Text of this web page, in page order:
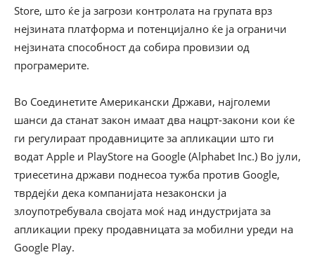
Store, што ќе ја загрози контролата на групата врз
нејзината платформа и потенцијално ќе ја ограничи
нејзината способност да собира провизии од
програмерите.
Во Соединетите Американски Држави, најголеми
шанси да станат закон имаат два нацрт-закони кои ќе
ги регулираат продавниците за апликации што ги
водат Apple и PlayStore на Google (Alphabet Inc.) Во јули,
триесетина држави поднесоа тужба против Google,
тврдејќи дека компанијата незаконски ја
злоупотребувала својата моќ над индустријата за
апликации преку продавницата за мобилни уреди на
Google Play.